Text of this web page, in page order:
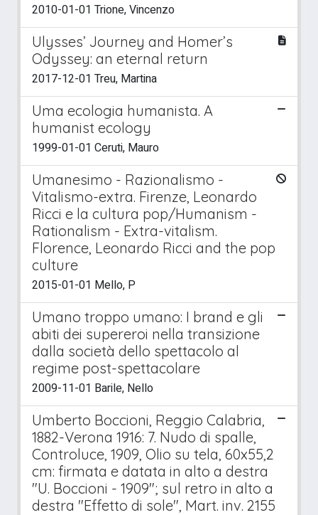
2010-01-01 Trione, Vincenzo
Ulysses’ Journey and Homer’s
Odyssey: an eternal return
2017-12-01 Treu, Martina
Uma ecologia humanista. A
humanist ecology
1999-01-01 Ceruti, Mauro
Umanesimo - Razionalismo -
Vitalismo-extra. Firenze, Leonardo
Ricci e la cultura pop/Humanism -
Rationalism - Extra-vitalism.
Florence, Leonardo Ricci and the pop
culture
2015-01-01 Mello, P
Umano troppo umano: I brand e gli
abiti dei supereroi nella transizione
dalla società dello spettacolo al
regime post-spettacolare
2009-11-01 Barile, Nello
Umberto Boccioni, Reggio Calabria,
1882-Verona 1916: 7. Nudo di spalle,
Controluce, 1909, Olio su tela, 60x55,2
cm: firmata e datata in alto a destra
"U. Boccioni - 1909"; sul retro in alto a
destra "Effetto di sole", Mart. inv. 2155